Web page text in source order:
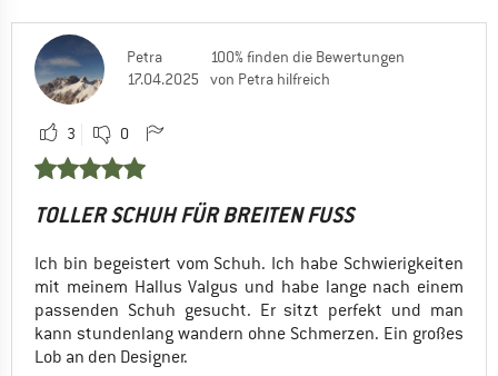
Petra
17.04.2025
100% finden die Bewertungen
von Petra hilfreich
3 0
TOLLER SCHUH FÜR BREITEN FUSS
Ich bin begeistert vom Schuh. Ich habe Schwierigkeiten
mit meinem Hallus Valgus und habe lange nach einem
passenden Schuh gesucht. Er sitzt perfekt und man
kann stundenlang wandern ohne Schmerzen. Ein großes
Lob an den Designer.